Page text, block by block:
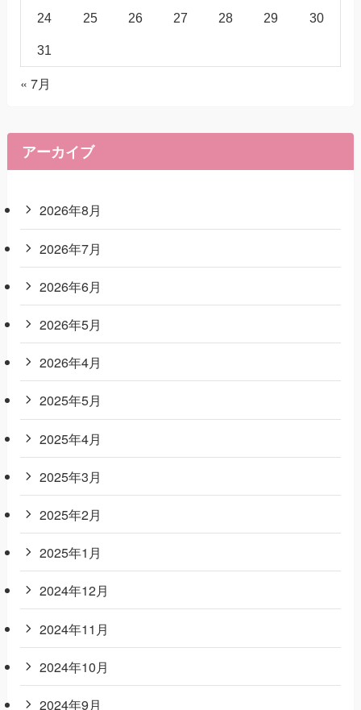
24 25 26 27 28 29 30
31
« 7月
アーカイブ
2026年8月
2026年7月
2026年6月
2026年5月
2026年4月
2025年5月
2025年4月
2025年3月
2025年2月
2025年1月
2024年12月
2024年11月
2024年10月
2024年9月